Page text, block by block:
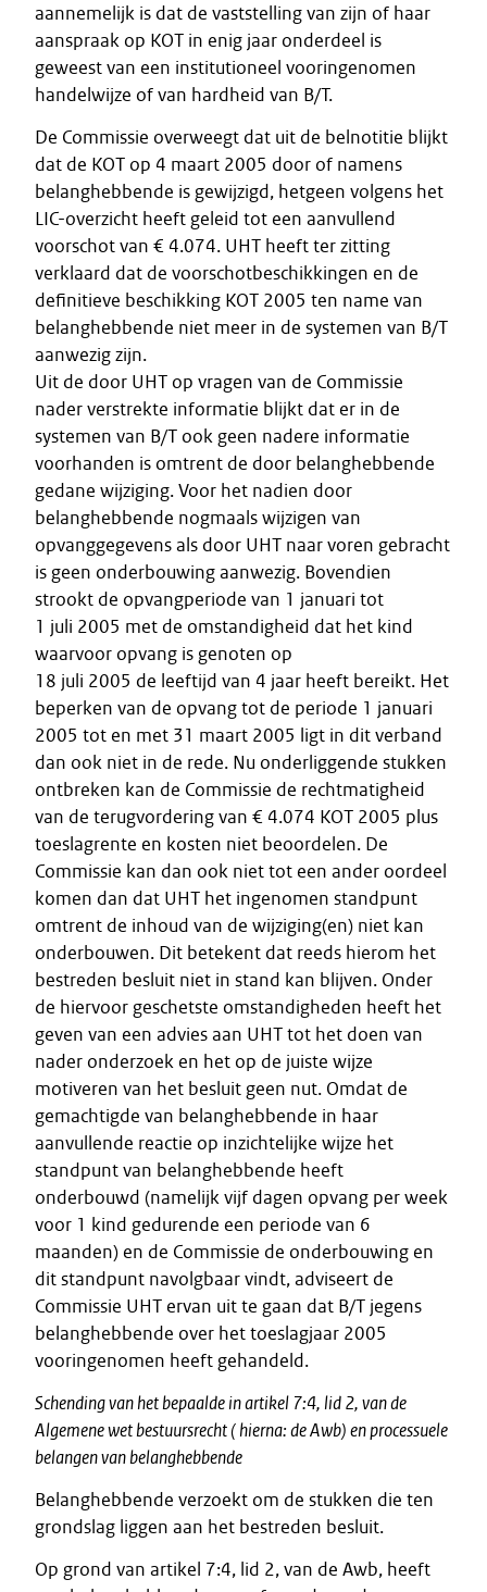
aannemelijk is dat de vaststelling van zijn of haar
aanspraak op KOT in enig jaar onderdeel is
geweest van een institutioneel vooringenomen
handelwijze of van hardheid van B/T.
De Commissie overweegt dat uit de belnotitie blijkt
dat de KOT op 4 maart 2005 door of namens
belanghebbende is gewijzigd, hetgeen volgens het
LIC-overzicht heeft geleid tot een aanvullend
voorschot van € 4.074. UHT heeft ter zitting
verklaard dat de voorschotbeschikkingen en de
definitieve beschikking KOT 2005 ten name van
belanghebbende niet meer in de systemen van B/T
aanwezig zijn.
Uit de door UHT op vragen van de Commissie
nader verstrekte informatie blijkt dat er in de
systemen van B/T ook geen nadere informatie
voorhanden is omtrent de door belanghebbende
gedane wijziging. Voor het nadien door
belanghebbende nogmaals wijzigen van
opvanggegevens als door UHT naar voren gebracht
is geen onderbouwing aanwezig. Bovendien
strookt de opvangperiode van 1 januari tot
1 juli 2005 met de omstandigheid dat het kind
waarvoor opvang is genoten op
18 juli 2005 de leeftijd van 4 jaar heeft bereikt. Het
beperken van de opvang tot de periode 1 januari
2005 tot en met 31 maart 2005 ligt in dit verband
dan ook niet in de rede. Nu onderliggende stukken
ontbreken kan de Commissie de rechtmatigheid
van de terugvordering van € 4.074 KOT 2005 plus
toeslagrente en kosten niet beoordelen. De
Commissie kan dan ook niet tot een ander oordeel
komen dan dat UHT het ingenomen standpunt
omtrent de inhoud van de wijziging(en) niet kan
onderbouwen. Dit betekent dat reeds hierom het
bestreden besluit niet in stand kan blijven. Onder
de hiervoor geschetste omstandigheden heeft het
geven van een advies aan UHT tot het doen van
nader onderzoek en het op de juiste wijze
motiveren van het besluit geen nut. Omdat de
gemachtigde van belanghebbende in haar
aanvullende reactie op inzichtelijke wijze het
standpunt van belanghebbende heeft
onderbouwd (namelijk vijf dagen opvang per week
voor 1 kind gedurende een periode van 6
maanden) en de Commissie de onderbouwing en
dit standpunt navolgbaar vindt, adviseert de
Commissie UHT ervan uit te gaan dat B/T jegens
belanghebbende over het toeslagjaar 2005
vooringenomen heeft gehandeld.
Schending van het bepaalde in artikel 7:4, lid 2, van de
Algemene wet bestuursrecht ( hierna: de Awb) en processuele
belangen van belanghebbende
Belanghebbende verzoekt om de stukken die ten
grondslag liggen aan het bestreden besluit.
Op grond van artikel 7:4, lid 2, van de Awb, heeft